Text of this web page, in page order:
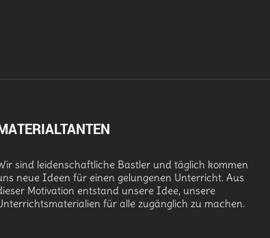
sind leidenschaftliche Bastler und täglich kommen
neue Ideen für einen gelungenen Unterricht. Aus
Motivation entstand unsere Idee, unsere
für alle zugänglich zu machen.